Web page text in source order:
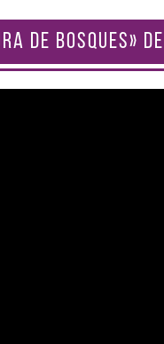
DE BOSQUES»